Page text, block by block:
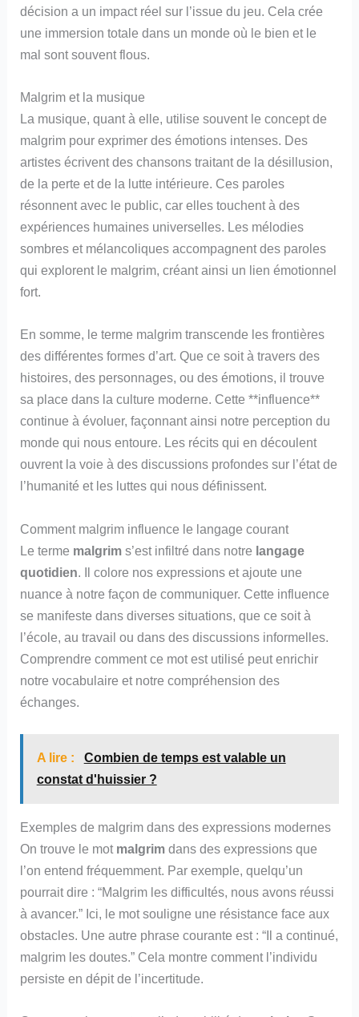
décision a un impact réel sur l’issue du jeu. Cela crée
une immersion totale dans un monde où le bien et le
mal sont souvent flous.
Malgrim et la musique
La musique, quant à elle, utilise souvent le concept de
malgrim pour exprimer des émotions intenses. Des
artistes écrivent des chansons traitant de la désillusion,
de la perte et de la lutte intérieure. Ces paroles
résonnent avec le public, car elles touchent à des
expériences humaines universelles. Les mélodies
sombres et mélancoliques accompagnent des paroles
qui explorent le malgrim, créant ainsi un lien émotionnel
fort.
En somme, le terme malgrim transcende les frontières
des différentes formes d’art. Que ce soit à travers des
histoires, des personnages, ou des émotions, il trouve
sa place dans la culture moderne. Cette **influence**
continue à évoluer, façonnant ainsi notre perception du
monde qui nous entoure. Les récits qui en découlent
ouvrent la voie à des discussions profondes sur l’état de
l’humanité et les luttes qui nous définissent.
Comment malgrim influence le langage courant
Le terme malgrim s’est infiltré dans notre langage
quotidien. Il colore nos expressions et ajoute une
nuance à notre façon de communiquer. Cette influence
se manifeste dans diverses situations, que ce soit à
l’école, au travail ou dans des discussions informelles.
Comprendre comment ce mot est utilisé peut enrichir
notre vocabulaire et notre compréhension des
échanges.
A lire :
Combien de temps est valable un
constat d'huissier ?
Exemples de malgrim dans des expressions modernes
On trouve le mot malgrim dans des expressions que
l’on entend fréquemment. Par exemple, quelqu’un
pourrait dire : “Malgrim les difficultés, nous avons réussi
à avancer.” Ici, le mot souligne une résistance face aux
obstacles. Une autre phrase courante est : “Il a continué,
malgrim les doutes.” Cela montre comment l’individu
persiste en dépit de l’incertitude.